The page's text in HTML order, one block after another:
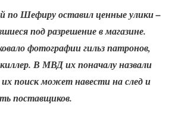
по Шефиру оставил ценные улики –
под разрешение в магазине.
фотографии гильз патронов,
В МВД их поначалу назвали
поиск может навести на след и
поставщиков.